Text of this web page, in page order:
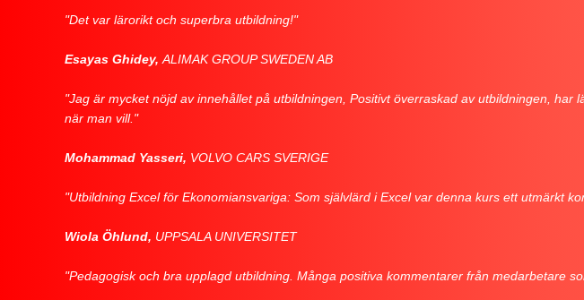
"Det var lärorikt och superbra utbildning!"
Esayas Ghidey, ALIMAK GROUP SWEDEN AB
"Jag är mycket nöjd av innehållet på utbildningen, Positivt överraskad av utbildningen,
när man vill."
Mohammad Yasseri, VOLVO CARS SVERIGE
"Utbildning Excel för Ekonomiansvariga: Som självlärd i Excel var denna kurs ett utmärkt
Wiola Öhlund, UPPSALA UNIVERSITET
"Pedagogisk och bra upplagd utbildning. Många positiva kommentarer från medarbetare